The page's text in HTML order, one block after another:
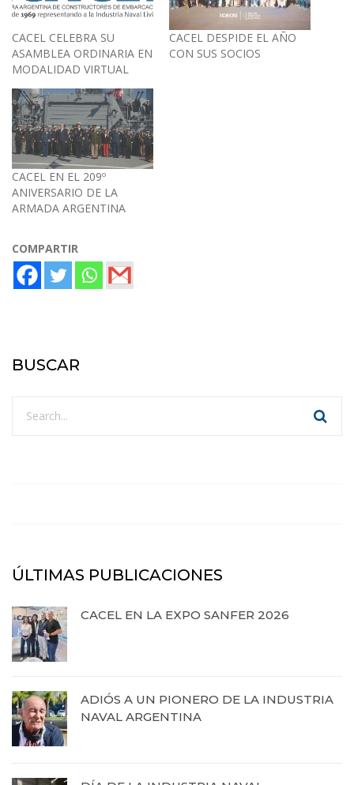
CACEL CELEBRA SU
ASAMBLEA ORDINARIA EN
MODALIDAD VIRTUAL
CACEL DESPIDE EL AÑO
CON SUS SOCIOS
CACEL EN EL 209º
ANIVERSARIO DE LA
ARMADA ARGENTINA
COMPARTIR
BUSCAR
ÚLTIMAS PUBLICACIONES
CACEL EN LA EXPO SANFER 2026
ADIÓS A UN PIONERO DE LA INDUSTRIA
NAVAL ARGENTINA